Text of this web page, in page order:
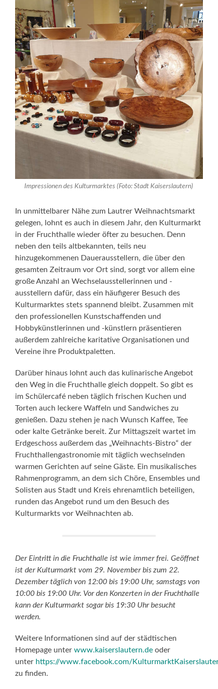
Impressionen des Kulturmarktes (Foto: Stadt Kaiserslautern)
In unmittelbarer Nähe zum Lautrer Weihnachtsmarkt
gelegen, lohnt es auch in diesem Jahr, den Kulturmarkt
in der Fruchthalle wieder öfter zu besuchen. Denn
neben den teils altbekannten, teils neu
hinzugekommenen Dauerausstellern, die über den
gesamten Zeitraum vor Ort sind, sorgt vor allem eine
große Anzahl an Wechselausstellerinnen und -
ausstellern dafür, dass ein häufigerer Besuch des
Kulturmarktes stets spannend bleibt. Zusammen mit
den professionellen Kunstschaffenden und
Hobbykünstlerinnen und -künstlern präsentieren
außerdem zahlreiche karitative Organisationen und
Vereine ihre Produktpaletten.
Darüber hinaus lohnt auch das kulinarische Angebot
den Weg in die Fruchthalle gleich doppelt. So gibt es
im Schülercafé neben täglich frischen Kuchen und
Torten auch leckere Waffeln und Sandwiches zu
genießen. Dazu stehen je nach Wunsch Kaffee, Tee
oder kalte Getränke bereit. Zur Mittagszeit wartet im
Erdgeschoss außerdem das „Weihnachts-Bistro“ der
Fruchthallengastronomie mit täglich wechselnden
warmen Gerichten auf seine Gäste. Ein musikalisches
Rahmenprogramm, an dem sich Chöre, Ensembles und
Solisten aus Stadt und Kreis ehrenamtlich beteiligen,
runden das Angebot rund um den Besuch des
Kulturmarkts vor Weihnachten ab.
Der Eintritt in die Fruchthalle ist wie immer frei. Geöffnet
ist der Kulturmarkt vom 29. November bis zum 22.
Dezember täglich von 12:00 bis 19:00 Uhr, samstags von
10:00 bis 19:00 Uhr. Vor den Konzerten in der Fruchthalle
kann der Kulturmarkt sogar bis 19:30 Uhr besucht
werden.
Weitere Informationen sind auf der städtischen
Homepage unterwww.kaiserslautern.de oder
unter https://www.facebook.com/
zu finden.